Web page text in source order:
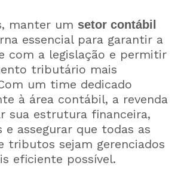
manter um setor contábil
essencial para garantir a
com a legislação e permitir
tributário mais
um time dedicado
à área contábil, a revenda
sua estrutura financeira,
e assegurar que todas as
tributos sejam gerenciados
eficiente possível.